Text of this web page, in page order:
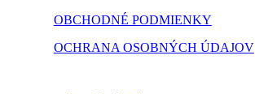
OBCHODNÉ PODMIENKY
OCHRANA OSOBNÝCH ÚDAJOV